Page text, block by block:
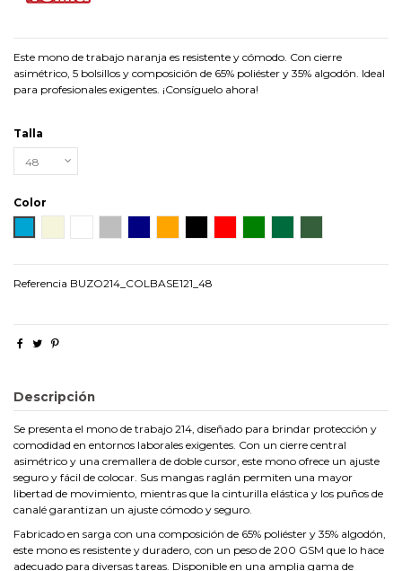
Este mono de trabajo naranja es resistente y cómodo. Con cierre
asimétrico, 5 bolsillos y composición de 65% poliéster y 35% algodón. Ideal
para profesionales exigentes. ¡Consíguelo ahora!
Talla
Color
Referencia BUZO214_COLBASE121_48
Descripción
Se presenta el mono de trabajo 214, diseñado para brindar protección y
comodidad en entornos laborales exigentes. Con un cierre central
asimétrico y una cremallera de doble cursor, este mono ofrece un ajuste
seguro y fácil de colocar. Sus mangas raglán permiten una mayor
libertad de movimiento, mientras que la cinturilla elástica y los puños de
canalé garantizan un ajuste cómodo y seguro.
Fabricado en sarga con una composición de 65% poliéster y 35% algodón,
este mono es resistente y duradero, con un peso de 200 GSM que lo hace
adecuado para diversas tareas. Disponible en una amplia gama de